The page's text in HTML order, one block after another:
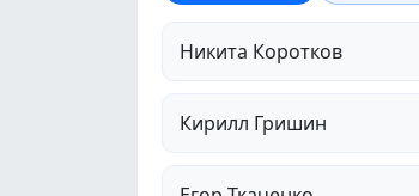
Никита Коротков
Кирилл Гришин